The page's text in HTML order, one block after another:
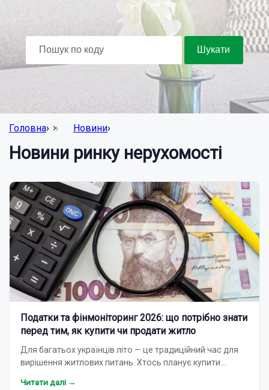
Головна› Новини›
Новини ринку нерухомості
Податки та фінмоніторинг 2026: що потрібно знати
перед тим, як купити чи продати житло
Для багатьох українців літо — це традиційний час для
вирішення житлових питань. Хтось планує купити
Читати далі →